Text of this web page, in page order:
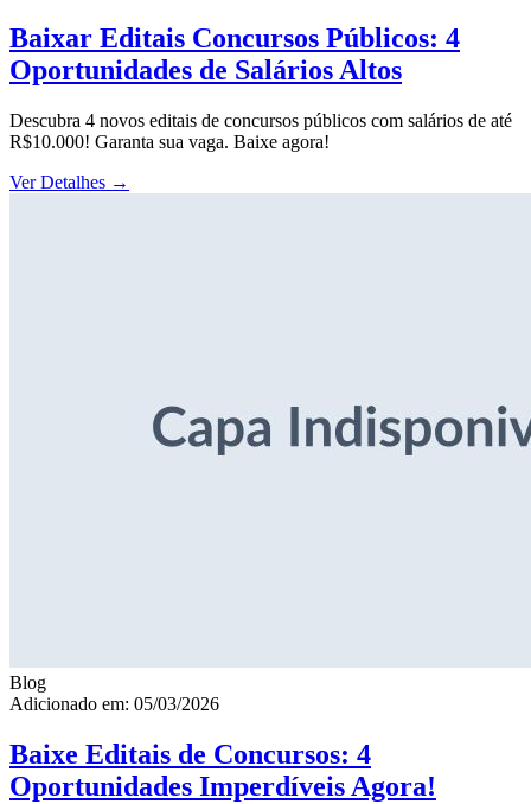
Baixar Editais Concursos Públicos: 4
Oportunidades de Salários Altos
Descubra 4 novos editais de concursos públicos com salários de até
R$10.000! Garanta sua vaga. Baixe agora!
Ver Detalhes →
Blog
Adicionado em: 05/03/2026
Baixe Editais de Concursos: 4
Oportunidades Imperdíveis Agora!